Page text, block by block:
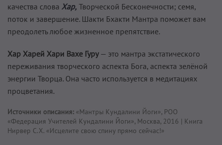
качества слова Хар, Творческой Бесконечности; семя,
поток и завершение. Шакти Бхакти Мантра поможет вам
преодолеть любое жизненное препятствие.
Хар Харей Хари Вахе Гуру— это мантра экстатического
переживания творческого аспекта Бога, аспекта зелёной
энергии Творца. Она часто используется в медитациях
процветания.
Источники описания: «Мантры Кундалини Йоги», РОО
«Федерация Учителей Кундалини Йоги», Москва, 2016 | Книга
Нирвер С.Х. «Исцелите свою спину прямо сейчас!»